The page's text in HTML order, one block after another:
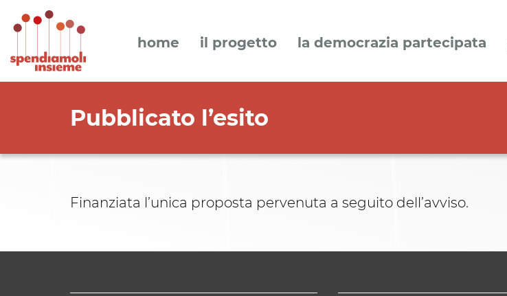
home il progetto la democrazia partecipata
Pubblicato l’esito
Finanziata l’unica proposta pervenuta a seguito dell’avviso.